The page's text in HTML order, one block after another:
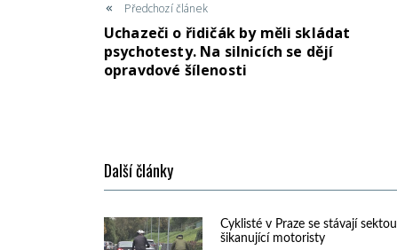
Předchozí článek
Uchazeči o řidičák by měli skládat
psychotesty. Na silnicích se dějí
opravdové šílenosti
Další články
Cyklisté v Praze se stávají sektou
šikanující motoristy